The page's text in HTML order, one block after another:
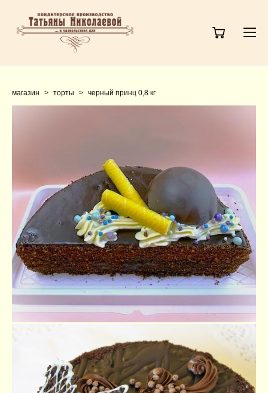
магазин > торты > черный принц 0,8 кг